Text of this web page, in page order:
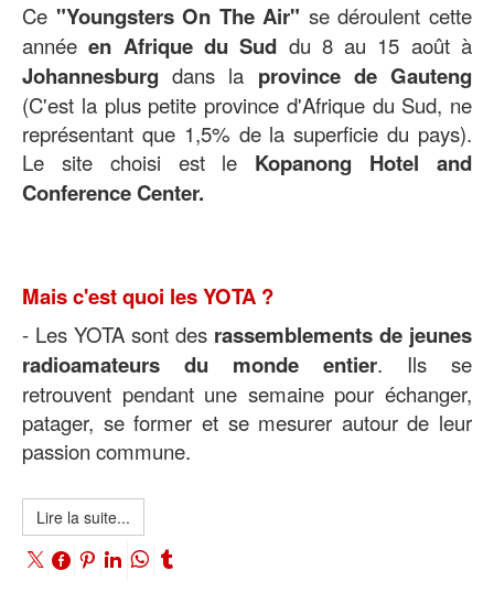
Ce "Youngsters On The Air" se déroulent cette
annéeen Afrique du Sud du 8 au 15 août à
Johannesburg dans la province de Gauteng
(C'est la plus petite province d'Afrique du Sud, ne
représentant que 1,5% de la superficie du pays).
Le site choisi est le Kopanong Hotel and
Conference Center.
Mais c'est quoi les YOTA ?
- Les YOTA sont des rassemblements de jeunes
radioamateurs du monde entier. Ils se
retrouvent pendant une semaine pour échanger,
patager, se former et se mesurer autour de leur
passion commune.
Lire la suite...